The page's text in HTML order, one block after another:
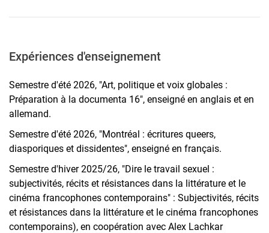
Expériences d'enseignement
Semestre d'été 2026, "Art, politique et voix globales :
Préparation à la documenta 16", enseigné en anglais et en
allemand.
Semestre d'été 2026, "Montréal : écritures queers,
diasporiques et dissidentes", enseigné en français.
Semestre d'hiver 2025/26, "Dire le travail sexuel :
subjectivités, récits et résistances dans la littérature et le
cinéma francophones contemporains" : Subjectivités, récits
et résistances dans la littérature et le cinéma francophones
contemporains), en coopération avec Alex Lachkar